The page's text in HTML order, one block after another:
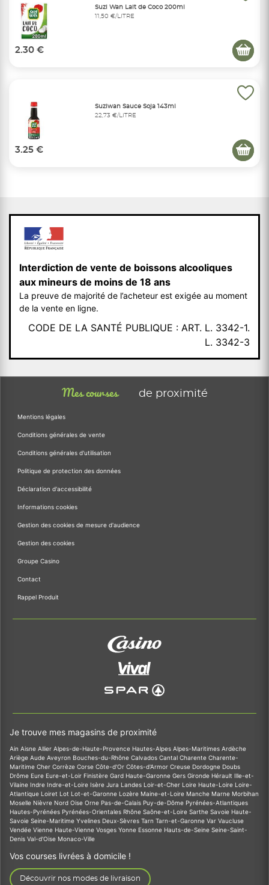
Suzi Wan Lait de Coco 200ml
11,50 €/LITRE
2.30 €
Suziwan Sauce Soja 143ml
22,73 €/LITRE
3.25 €
Interdiction de vente de boissons alcooliques
aux mineurs de moins de 18 ans
La preuve de majorité de l’acheteur est exigée au moment
de la vente en ligne.
CODE DE LA SANTÉ PUBLIQUE : ART. L. 3342-1.
L. 3342-3
Mes courses de proximité
Mentions légales
Conditions générales de vente
Conditions générales d'utilisation
Politique de protection des données
Déclaration d'accessibilité
Informations cookies
Gestion des cookies de mesure d'audience
Gestion des cookies
Groupe Casino
Contact
Rappel Produit
Je trouve mes magasins de proximité
Ain Aisne Allier Alpes-de-Haute-Provence Hautes-Alpes Alpes-Maritimes Ardèche
Ariège Aude Aveyron Bouches-du-Rhône Calvados Cantal Charente Charente-
Maritime Cher Corrèze Corse Côte-d'Or Côtes-d'Armor Creuse Dordogne Doubs
Drôme Eure Eure-et-Loir Finistère Gard Haute-Garonne Gers Gironde Hérault Ille-et-
Vilaine Indre Indre-et-Loire Isère Jura Landes Loir-et-Cher Loire Haute-Loire Loire-
Atlantique Loiret Lot Lot-et-Garonne Lozère Maine-et-Loire Manche Marne Morbihan
Moselle Nièvre Nord Oise Orne Pas-de-Calais Puy-de-Dôme Pyrénées-Atlantiques
Hautes-Pyrénées Pyrénées-Orientales Rhône Saône-et-Loire Sarthe Savoie Haute-
Savoie Seine-Maritime Yvelines Deux-Sèvres Tarn Tarn-et-Garonne Var Vaucluse
Vendée Vienne Haute-Vienne Vosges Yonne Essonne Hauts-de-Seine Seine-Saint-
Denis Val-d'Oise Monaco-Ville
Vos courses livrées à domicile !
Découvrir nos modes de livraison